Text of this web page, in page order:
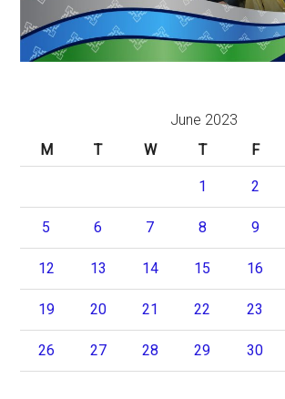
June 2023
M
T W T F
1 2
5 6 7 8 9
12 13 14 15 16
19 20 21 22 23
26 27 28 29 30